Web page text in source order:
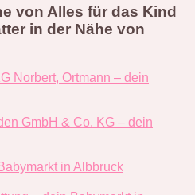
von Alles für das Kind
in der Nähe von
Norbert, Ortmann – dein
GmbH & Co. KG – dein
in Albbruck